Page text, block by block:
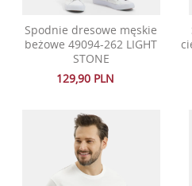
Spodnie dresowe męskie
beżowe 49094-262 LIGHT
STONE
129,90 PLN